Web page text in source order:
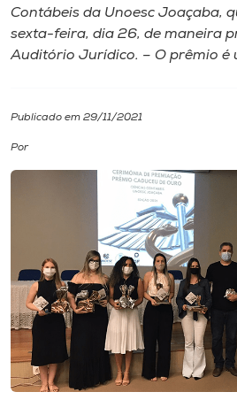
I.nova
Cultura
CPA
Editora
Rádio
Museu
Contábeis da Unoesc Joaçaba,
sexta-feira, dia 26, de maneira
Auditório Jurídico. – O prêmio é
Publicado em 29/11/2021
Por